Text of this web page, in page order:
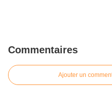
Commentaires
Ajouter un